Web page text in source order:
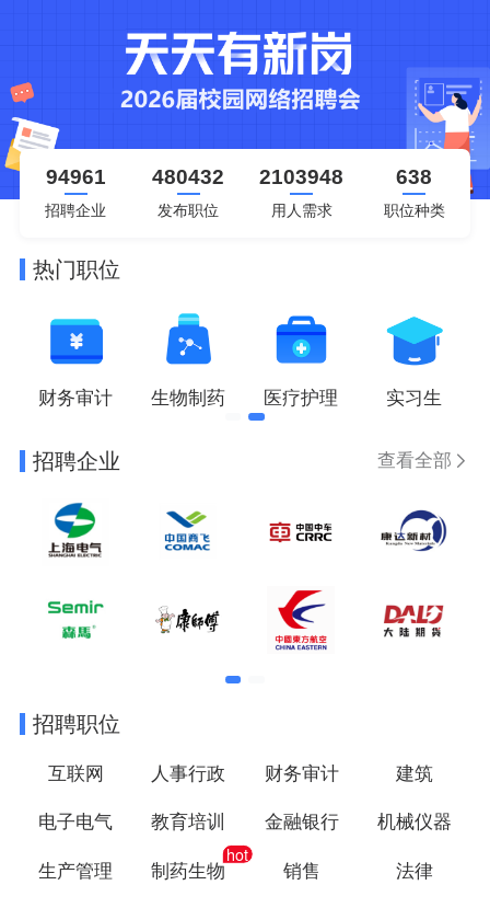
94961
招聘企业
480432
发布职位
2103948
用人需求
638
职位种类
热门职位
财务审计 生物制药 医疗护理 实习生
招聘企业 查看全部
招聘职位
互联网 人事行政 财务审计 建筑
电子电气 教育培训 金融银行 机械仪器
生产管理 制药生物
hot
销售 法律